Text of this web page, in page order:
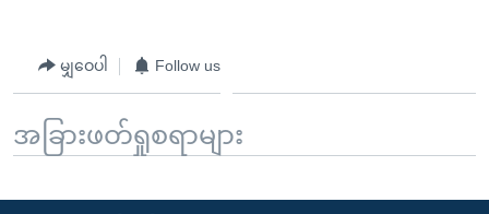
မျှဝေပါ Follow us
အခြားဖတ်ရှုစရာများ